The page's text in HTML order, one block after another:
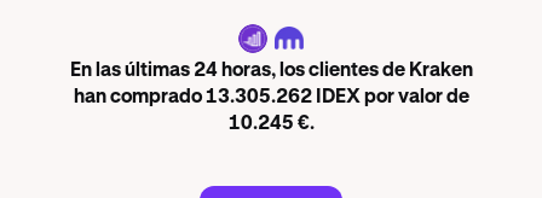
IDEX
En las últimas 24 horas, los clientes de Kraken
han comprado 13.305.262 IDEX por valor de
10.245 €.